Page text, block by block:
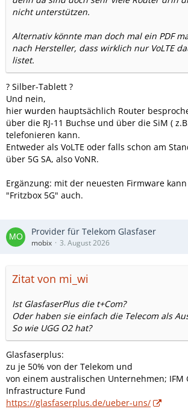
nicht unterstützen.
Alternativ könnte man doch mal ein PDF
nach Hersteller, dass wirklich nur VoLTE
listet.
? Silber-Tablett ?
Und nein,
hier wurden hauptsächlich Router
über die RJ-11 Buchse und über die SiM (
telefonieren kann.
Entweder als VoLTE oder falls schon am
über 5G SA, also VoNR.
Ergänzung: mit der neuesten Firmware
"Fritzbox 5G" auch.
Provider für Telekom Glasfaser
mobix 3. August 2026
Zitat von mi_wi
Ist GlasfaserPlus die t+Com?
Oder haben sie einfach die Telecom als
So wie UGG O2 hat?
Glasfaserplus:
zu je 50% von der Telekom und
von einem australischen Unternehmen; IFM
Infrastructure Fund
https://glasfaserplus.de/ueber-uns/